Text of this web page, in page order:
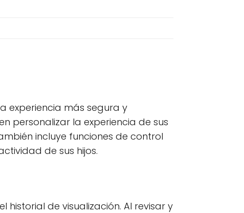
experiencia más segura y
personalizar la experiencia de sus
incluye funciones de control
de sus hijos.
de visualización. Al revisar y